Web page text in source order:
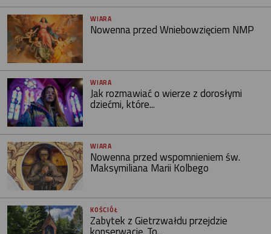
WIARA
Nowenna przed Wniebowzięciem NMP
WIARA
Jak rozmawiać o wierze z dorosłymi
dziećmi, które...
WIARA
Nowenna przed wspomnieniem św.
Maksymiliana Marii Kolbego
KOŚCIÓŁ
Zabytek z Gietrzwałdu przejdzie